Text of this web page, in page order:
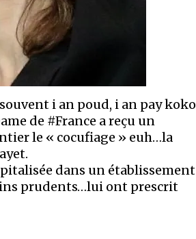
i an poud, i an pay koko
de #France a reçu un
le « cocufiage » euh…la
dans un établissement
prudents…lui ont prescrit